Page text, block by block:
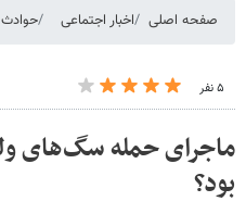
صفحه اصلی اخبار اجتماعی حوادث
۵ نفر
بود؟